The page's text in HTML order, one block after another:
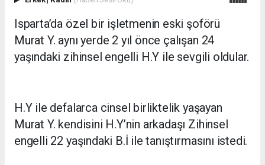
Isparta’da özel bir işletmenin eski şoförü
Murat Y. aynı yerde 2 yıl önce çalışan 24
yaşındaki zihinsel engelli H.Y ile sevgili oldular.
H.Y ile defalarca cinsel birliktelik yaşayan
Murat Y. kendisini H.Y’nin arkadaşı Zihinsel
engelli 22 yaşındaki B.İ ile tanıştırmasını istedi.